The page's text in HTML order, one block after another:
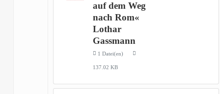
auf dem Weg
nach Rom«
Lothar
Gassmann
1 Datei(en)
137.02 KB